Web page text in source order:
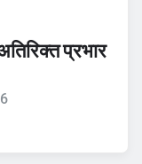
प्रभार